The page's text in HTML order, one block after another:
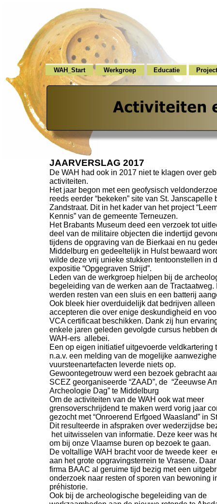
WAH_Start Werkgroep Educatie
JAARVERSLAG 2017
De WAH had ook in 2017 niet te klagen over
activiteiten.
Het jaar begon met een geofysisch
reeds eerder “bekeken” site van St. Janscapelle
Zandstraat. Dit in het kader van het project
Kennis” van de gemeente Terneuzen.
Het Brabants Museum deed een verzoek tot
deel van de militaire objecten die indertijd
tijdens de opgraving van de Bierkaai en nu
Middelburg en gedeeltelijk in Hulst bewaard
wilde deze vrij unieke stukken tentoonstellen in
expositie “Opgegraven Strijd”.
Leden van de werkgroep hielpen bij de
begeleiding van de werken aan de Tractaatweg.
werden resten van een sluis en een batterij
Ook bleek hier overduidelijk dat bedrijven
accepteren die over enige deskundigheid en
VCA certificaat beschikken. Dank zij hun
enkele jaren geleden gevolgde cursus hebben
WAH-ers allebei.
Een op eigen initiatief uitgevoerde veldkartering
n.a.v. een melding van de mogelijke
vuursteenartefacten leverde niets op.
Gewoontegetrouw werd een bezoek gebracht
SCEZ georganiseerde “ZAAD”, de “Zeeuwse
Archeologie Dag” te Middelburg
Om de activiteiten van de WAH ook wat meer
grensoverschrijdend te maken werd vorig jaar
gezocht met “Onroerend Erfgoed Waasland” in
Dit resulteerde in afspraken over wederzijdse
het uitwisselen van informatie. Deze keer was
om bij onze Vlaamse buren op bezoek te gaan.
De voltallige WAH bracht voor de tweede keer
aan het grote opgravingsterrein te Vrasene.
firma BAAC al geruime tijd bezig met een
onderzoek naar resten of sporen van bewoning
préhistorie.
Ook bij de archeologische begeleiding van de